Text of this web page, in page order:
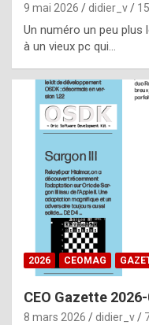
9 mai 2026 didier_v
Un numéro un peu
à un vieux pc qui…
2026 CEOMAG
CEO Gazette
8 mars 2026 didier_v